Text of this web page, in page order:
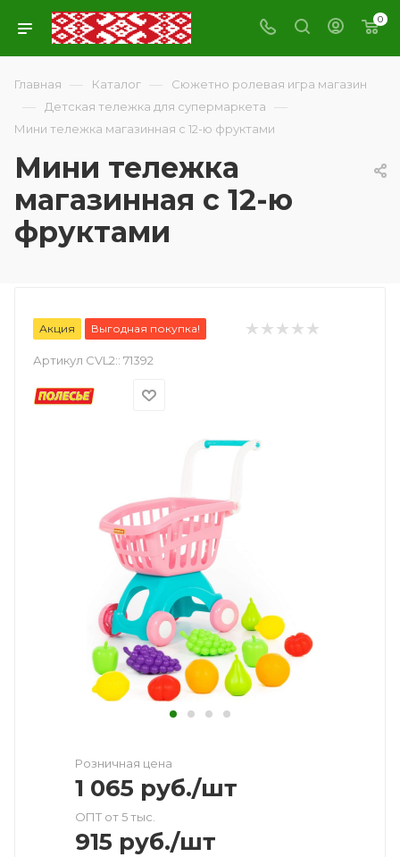
0
Главная — Каталог — Сюжетно ролевая игра магазин
— Детская тележка для супермаркета —
Мини тележка магазинная с 12-ю фруктами
Мини тележка
магазинная с 12-ю
фруктами
Акция Выгодная покупка!
Артикул CVL2:: 71392
Розничная цена
1 065 руб./шт
ОПТ от 5 тыс.
915 руб./шт